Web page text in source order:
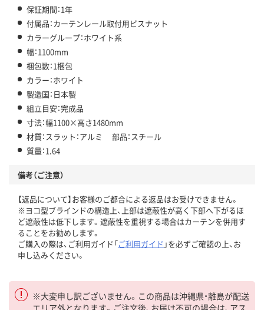
保証期間：1年
付属品：カーテンレール取付用ビスナット
カラーグループ：ホワイト系
幅：1100mm
梱包数：1梱包
カラー：ホワイト
製造国：日本製
組立目安：完成品
寸法：幅1100×高さ1480mm
材質：スラット：アルミ 部品：スチール
質量：1.64
備考（ご注意）
【返品について】お客様のご都合による返品はお受けできません。
※ヨコ型ブラインドの構造上、上部は遮蔽性が高く下部へ下がるほ
ど遮蔽性は低下します。遮蔽性を重視する場合はカーテンを併用す
ることをお勧めします。
ご購入の際は、ご利用ガイド「ご利用ガイド 」を必ずご確認の上、お
申し込みください。
※大変申し訳ございません。この商品は沖縄県・離島が配送